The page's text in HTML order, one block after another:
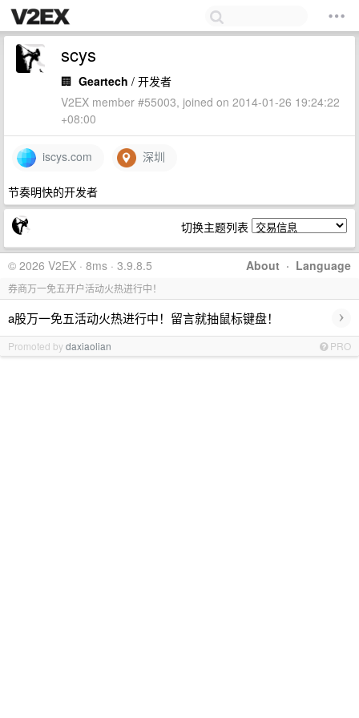
scys
🏢 Geartech / 开发者
V2EX member #55003, joined on 2014-01-26 19:24:22
+08:00
iscys.com 深圳
节奏明快的开发者
切换主题列表
About · Language
© 2026 V2EX · 8ms · 3.9.8.5
券商万一免五开户活动火热进行中！
a股万一免五活动火热进行中！留言就抽鼠标键盘！ ›
Promoted bydaxiaolian PRO